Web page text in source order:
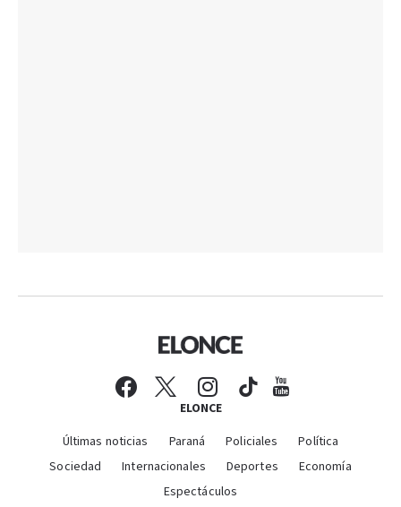
ELONCE
Últimas noticias Paraná Policiales
Política
Sociedad
Internacionales Deportes
Economía
Espectáculos